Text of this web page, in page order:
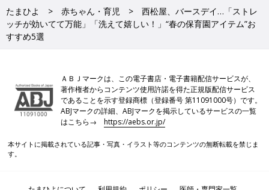
今井あやか
3人の子どもを育てる、30代の主婦WEBライター。ブランド子ど
どを執筆しています。夫が激務のため、日々ワンオペ育児に奮闘
中…
西松屋「すべて税込み427円！」「買い
ャツ5選
プチプラ価格で大人気の西松屋では、すでに半
427円」という低価格でゲットできる半袖Tシャ
たまひよ 赤ちゃん・育児
西松屋、バースデイ…「ストレ
ッチが効いてて万能」「洗えて嬉しい！」“春の保育園アイテム”お
すすめ5選
ＡＢＪマークは、この電子書店・電子書籍配信サービスが、
著作権者からコンテンツ使用許諾を得た正規版配信サービス
であることを示す登録商標（登録番号 第11091000号）です。
ABJマークの詳細、ABJマークを掲示しているサービスの一覧
はこちら→https://aebs.or.jp/
本サイトに掲載されている記事・写真・イラスト等のコンテンツの無断転載を禁じま
す。